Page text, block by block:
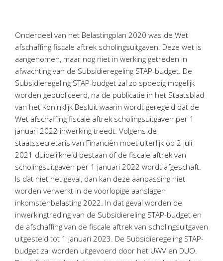
Belastingadvies Purmerend
Online boekhouden
Nieuws&informatie
Nieuwsbrief
Nieuwsoverzicht
Handige links
Downloads
Contact
AvantiOnline
Twinfield – Boekhouden
BaseCone – Facturen
Onderdeel van het Belastingplan 2020 was de Wet
afschaffing fiscale aftrek scholingsuitgaven. Deze wet is
aangenomen, maar nog niet in werking getreden in
afwachting van de Subsidieregeling STAP-budget. De
Subsidieregeling STAP-budget zal zo spoedig mogelijk
worden gepubliceerd, na de publicatie in het Staatsblad
van het Koninklijk Besluit waarin wordt geregeld dat de
Wet afschaffing fiscale aftrek scholingsuitgaven per 1
januari 2022 inwerking treedt. Volgens de
staatssecretaris van Financiën moet uiterlijk op 2 juli
2021 duidelijkheid bestaan of de fiscale aftrek van
scholingsuitgaven per 1 januari 2022 wordt afgeschaft.
Is dat niet het geval, dan kan deze aanpassing niet
worden verwerkt in de voorlopige aanslagen
inkomstenbelasting 2022. In dat geval worden de
inwerkingtreding van de Subsidiereling STAP-budget en
de afschaffing van de fiscale aftrek van scholingsuitgaven
uitgesteld tot 1 januari 2023. De Subsidieregeling STAP-
budget zal worden uitgevoerd door het UWV en DUO.